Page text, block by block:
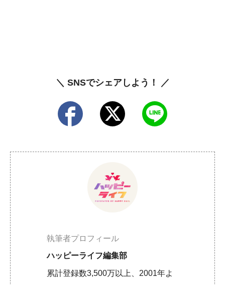
＼ SNSでシェアしよう！ ／
執筆者プロフィール
ハッピーライフ編集部
累計登録数3,500万以上、2001年よ